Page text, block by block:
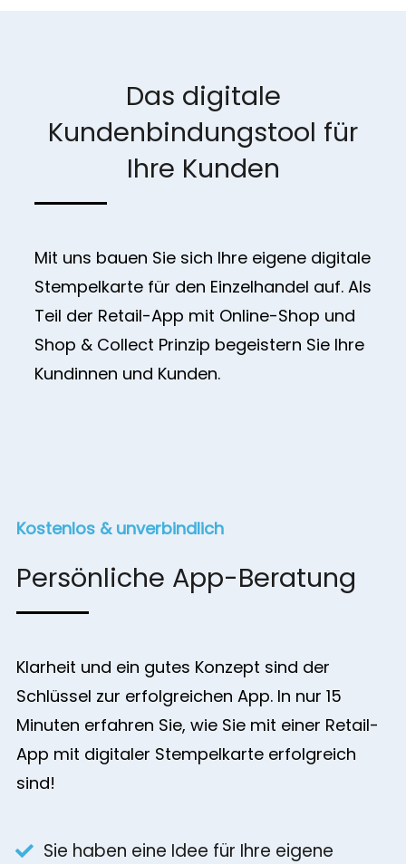
Das digitale
Kundenbindungstool für
Ihre Kunden
Mit uns bauen Sie sich Ihre eigene digitale
Stempelkarte für den Einzelhandel auf. Als
Teil der Retail-App mit Online-Shop und
Shop & Collect Prinzip begeistern Sie Ihre
Kundinnen und Kunden.
Kostenlos & unverbindlich
Persönliche App-Beratung
Klarheit und ein gutes Konzept sind der
Schlüssel zur erfolgreichen App. In nur 15
Minuten erfahren Sie, wie Sie mit einer Retail-
App mit digitaler Stempelkarte erfolgreich
sind!
Sie haben eine Idee für Ihre eigene